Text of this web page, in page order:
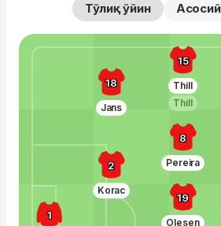
Тўлиқ ўйин
1
18
Jans
2
Korac
15
Thill
Thill
8
Pereira
19
Olesen